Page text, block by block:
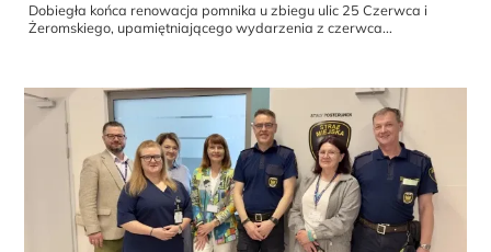
Dobiegła końca renowacja pomnika u zbiegu ulic 25 Czerwca i
Żeromskiego, upamiętniającego wydarzenia z czerwca...